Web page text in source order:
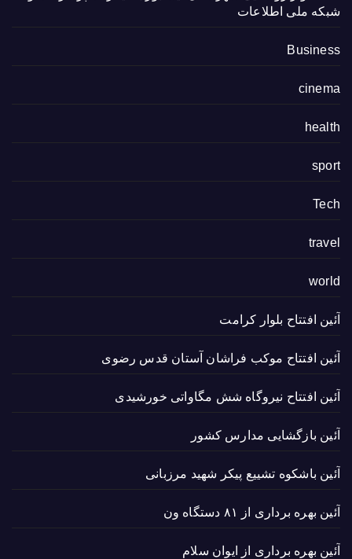
شبکه ملی اطلاعات
Business
cinema
health
sport
Tech
travel
world
آئین افتتاح بلوار کرامت
آئین افتتاح موکب فراشان آستان قدس رضوی
آئین افتتاح نیروگاه شش مگاواتی خورشیدی
آئین بازگشایی مدارس کشور
آئین باشکوه تشییع پیکر شهید مرزبانی
آئین بهره برداری از ۸۱ دستگاه ون
آئین بهره برداری از ایوان سلام